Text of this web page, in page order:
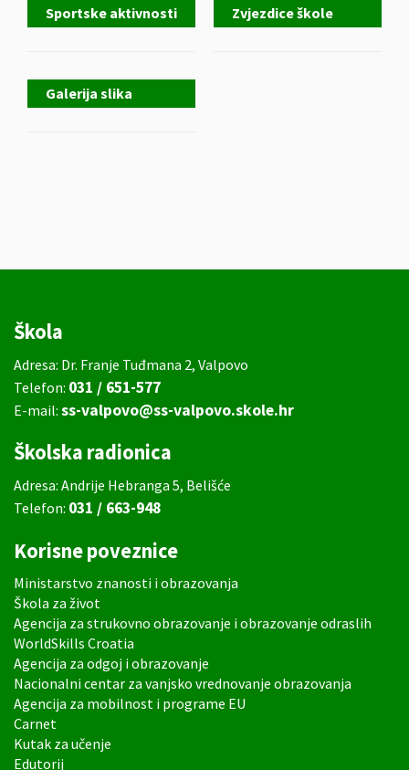
Sportske aktivnosti Zvjezdice škole
Galerija slika
Škola
Adresa: Dr. Franje Tuđmana 2, Valpovo
Telefon: 031 / 651-577
E-mail: ss-valpovo@ss-valpovo.skole.hr
Školska radionica
Adresa: Andrije Hebranga 5, Belišće
Telefon: 031 / 663-948
Korisne poveznice
Ministarstvo znanosti i obrazovanja
Škola za život
Agencija za strukovno obrazovanje i obrazovanje odraslih
WorldSkills Croatia
Agencija za odgoj i obrazovanje
Nacionalni centar za vanjsko vrednovanje obrazovanja
Agencija za mobilnost i programe EU
Carnet
Kutak za učenje
Edutorij